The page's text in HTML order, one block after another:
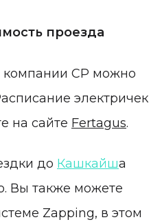
проезда
компании CP можно
электричек
на сайте Fertagus.
до Кашкайша
Вы также можете
Zapping, в этом